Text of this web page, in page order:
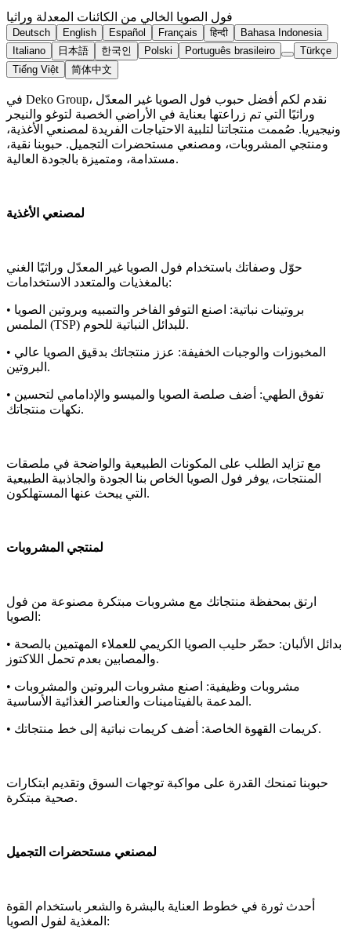
فول الصويا الخالي من الكائنات المعدلة وراثيا
Deutsch English Español Français हिन्दी
Bahasa Indonesia
Italiano
日本語 한국인 Polski Português brasileiro
Türkçe
Tiếng Việt
简体中文
في Deko Group، نقدم لكم أفضل حبوب فول الصويا غير المعدّل
وراثيًا التي تم زراعتها بعناية في الأراضي الخصبة لتوغو والنيجر
ونيجيريا. صُممت منتجاتنا لتلبية الاحتياجات الفريدة لمصنعي الأغذية،
ومنتجي المشروبات، ومصنعي مستحضرات التجميل. حبوبنا نقية،
مستدامة، ومتميزة بالجودة العالية.
حوّل وصفاتك باستخدام فول الصويا غير المعدّل وراثيًا الغني
بالمغذيات والمتعدد الاستخدامات:
• بروتينات نباتية: اصنع التوفو الفاخر والتمبيه وبروتين الصويا
الملمس (TSP) للبدائل النباتية للحوم.
• المخبوزات والوجبات الخفيفة: عزز منتجاتك بدقيق الصويا عالي
البروتين.
• تفوق الطهي: أضف صلصة الصويا والميسو والإدامامي لتحسين
نكهات منتجاتك.
مع تزايد الطلب على المكونات الطبيعية والواضحة في ملصقات
المنتجات، يوفر فول الصويا الخاص بنا الجودة والجاذبية الطبيعية
التي يبحث عنها المستهلكون.
ارتق بمحفظة منتجاتك مع مشروبات مبتكرة مصنوعة من فول
الصويا:
• بدائل الألبان: حضّر حليب الصويا الكريمي للعملاء المهتمين بالصحة
والمصابين بعدم تحمل اللاكتوز.
• مشروبات وظيفية: اصنع مشروبات البروتين والمشروبات
المدعمة بالفيتامينات والعناصر الغذائية الأساسية.
• كريمات القهوة الخاصة: أضف كريمات نباتية إلى خط منتجاتك.
حبوبنا تمنحك القدرة على مواكبة توجهات السوق وتقديم ابتكارات
صحية مبتكرة.
أحدث ثورة في خطوط العناية بالبشرة والشعر باستخدام القوة
المغذية لفول الصويا: